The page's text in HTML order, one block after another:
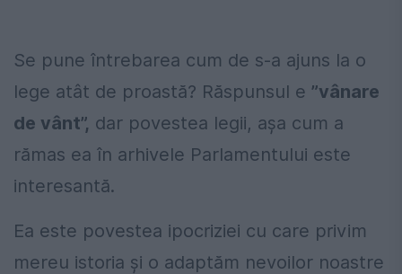
Se pune întrebarea cum de s-a ajuns la o
lege atât de proastă? Răspunsul e ”vânare
de vânt”, dar povestea legii, așa cum a
rămas ea în arhivele Parlamentului este
interesantă.
Ea este povestea ipocriziei cu care privim
mereu istoria și o adaptăm nevoilor noastre